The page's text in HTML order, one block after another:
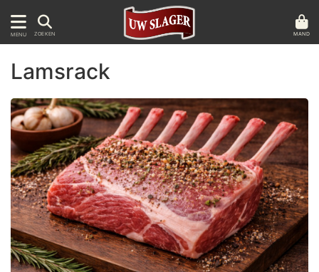
MENU ZOEKEN MAND
Lamsrack